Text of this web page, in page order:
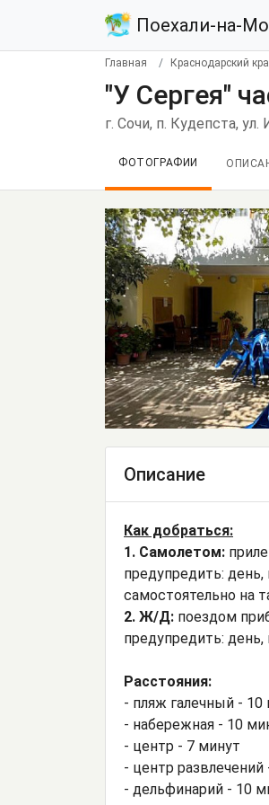
Поехали-на-
Главная Краснодарский
"У Сергея"
г. Сочи, п. Кудепста,
ФОТОГРАФИИ
Описание
Как добраться:
1. Самолетом:
предупредить:
самостоятельно на
2. Ж/Д: поездом
предупредить:
Расстояния:
- пляж галечный - 10
- набережная - 10
- центр - 7 минут
- центр развлечений
- дельфинарий - 10